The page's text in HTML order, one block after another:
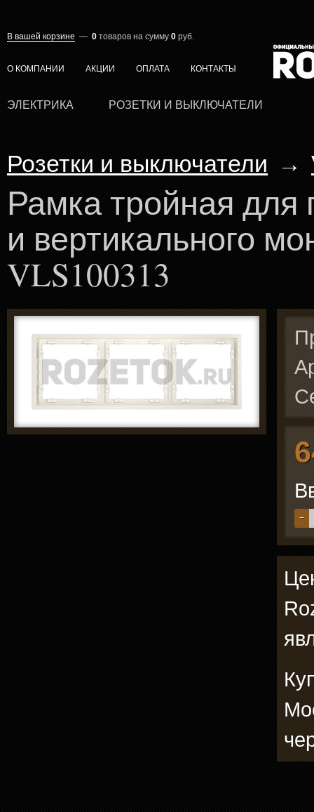
В вашей корзине — 0 товаров на сумму 0 руб.
О КОМПАНИИ АКЦИИ ОПЛАТА КОНТАКТЫ
ЭЛЕКТРИКА РОЗЕТКИ И ВЫКЛЮЧАТЕЛИ
Розетки и выключатели →
Рамка тройная для
и вертикального
VLS100313
−